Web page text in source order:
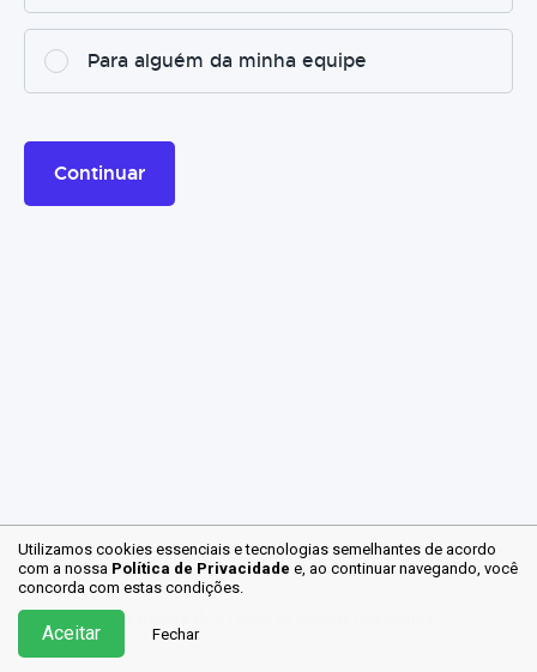
Para alguém da minha equipe
Continuar
Utilizamos cookies essenciais e tecnologias semelhantes de acordo
com a nossa Política de Privacidade e, ao continuarnavegando, você
concorda com estas condições.
Aceitar Fechar
Termos de Uso Política de Privacidade
© Gestaum Lab ® Todos os direitos reservados.